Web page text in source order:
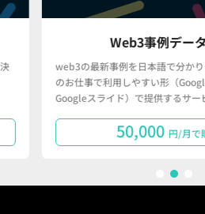
Web3事例デー
web3の最新事例を日本語で分か
のお仕事で利用しやすい形（
Googleスライド）で提供するサー
50,000 円/月で